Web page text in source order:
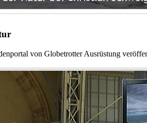
von Globetrotter Ausrüstung